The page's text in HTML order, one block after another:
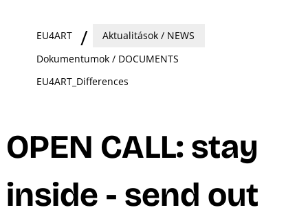
EU4ART
Aktualitások / NEWS
Dokumentumok / DOCUMENTS
EU4ART_Differences
OPEN CALL: stay
inside - send out